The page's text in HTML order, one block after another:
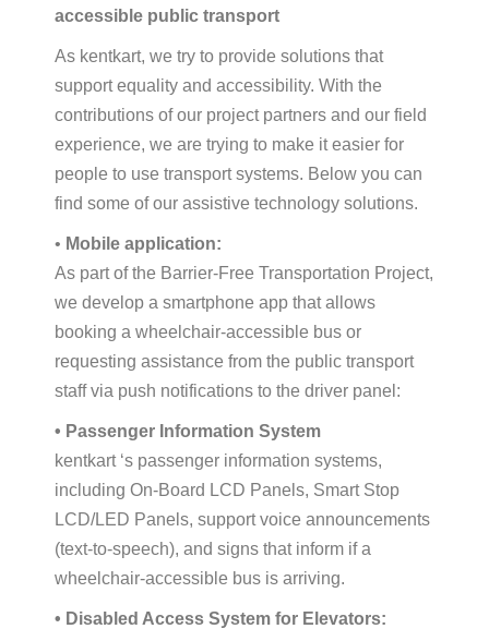
accessible public transport
As kentkart, we try to provide solutions that
support equality and accessibility. With the
contributions of our project partners and our field
experience, we are trying to make it easier for
people to use transport systems. Below you can
find some of our assistive technology solutions.
• Mobile application:
As part of the Barrier-Free Transportation Project,
we develop a smartphone app that allows
booking a wheelchair-accessible bus or
requesting assistance from the public transport
staff via push notifications to the driver panel:
• Passenger Information System
kentkart ‘s passenger information systems,
including On-Board LCD Panels, Smart Stop
LCD/LED Panels, support voice announcements
(text-to-speech), and signs that inform if a
wheelchair-accessible bus is arriving.
• Disabled Access System for Elevators: